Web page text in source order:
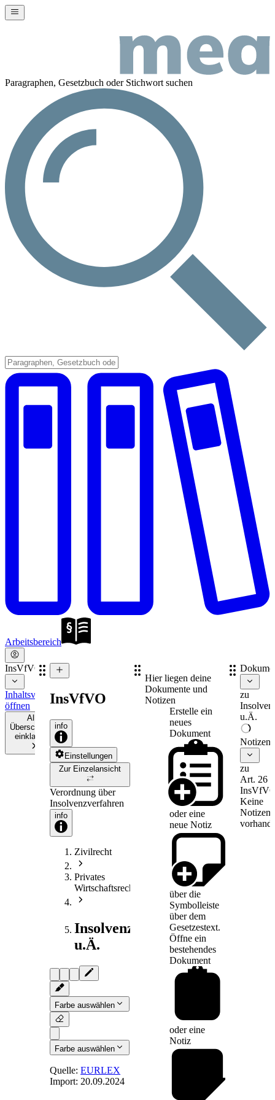
Paragraphen, Gesetzbuch oder Stichwort suchen
Arbeitsbereich
InsVfVO
Inhaltsverzeichnis
öffnen
Alle
Überschriften
einklappen
InsVfVO
info
Einstellungen
Zur Einzelansicht
Verordnung über
Insolvenzverfahren
info
Zivilrecht
Privates
Wirtschaftsrecht
Insolvenzrecht
u.Ä.
Farbe auswählen
Farbe auswählen
Quelle:EURLEX
Import: 20.09.2024
Hier liegen deine
Dokumente und
Notizen
Erstelle ein
neues
Dokument
oder eine
neue Notiz
über die
Symbolleiste
über dem
Gesetzestext.
Öffne ein
bestehendes
Dokument
oder eine
Notiz
zu
u.Ä.
Notizen
zu
Art. 26
Keine
Notizen